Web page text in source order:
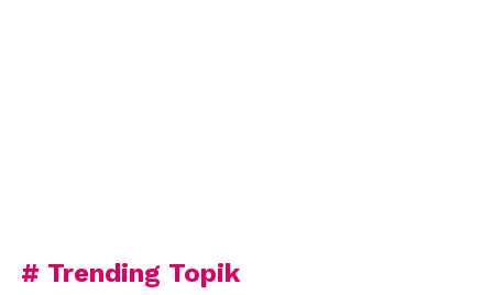
# Trending Topik